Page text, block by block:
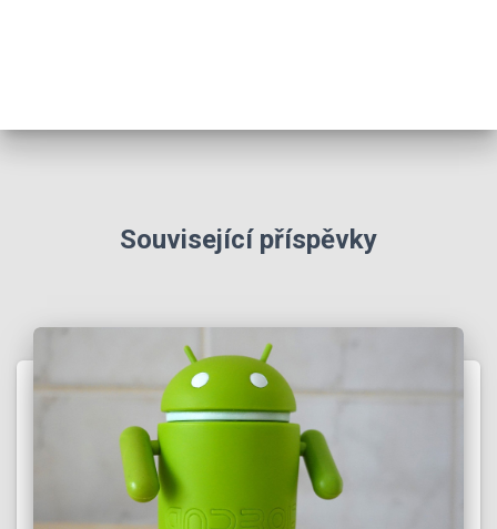
Související příspěvky